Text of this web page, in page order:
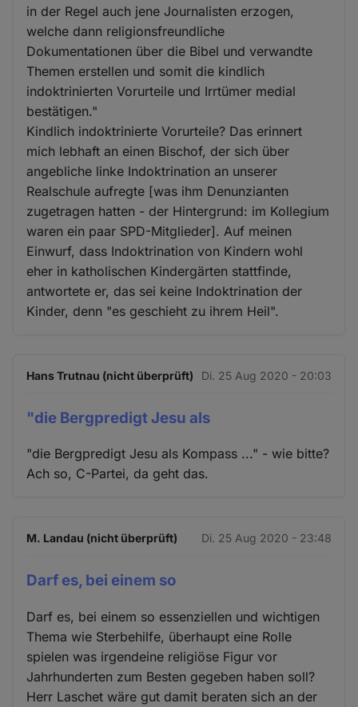
in der Regel auch jene Journalisten erzogen,
welche dann religionsfreundliche
Dokumentationen über die Bibel und verwandte
Themen erstellen und somit die kindlich
indoktrinierten Vorurteile und Irrtümer medial
bestätigen."
Kindlich indoktrinierte Vorurteile? Das erinnert
mich lebhaft an einen Bischof, der sich über
angebliche linke Indoktrination an unserer
Realschule aufregte [was ihm Denunzianten
zugetragen hatten - der Hintergrund: im Kollegium
waren ein paar SPD-Mitglieder]. Auf meinen
Einwurf, dass Indoktrination von Kindern wohl
eher in katholischen Kindergärten stattfinde,
antwortete er, das sei keine Indoktrination der
Kinder, denn "es geschieht zu ihrem Heil".
Hans Trutnau (nicht überprüft) Di. 25 Aug 2020 - 20:03
"die Bergpredigt Jesu als
"die Bergpredigt Jesu als Kompass ..." - wie bitte?
Ach so, C-Partei, da geht das.
M. Landau (nicht überprüft) Di. 25 Aug 2020 - 23:48
Darf es, bei einem so
Darf es, bei einem so essenziellen und wichtigen
Thema wie Sterbehilfe, überhaupt eine Rolle
spielen was irgendeine religiöse Figur vor
Jahrhunderten zum Besten gegeben haben soll?
Herr Laschet wäre gut damit beraten sich an der